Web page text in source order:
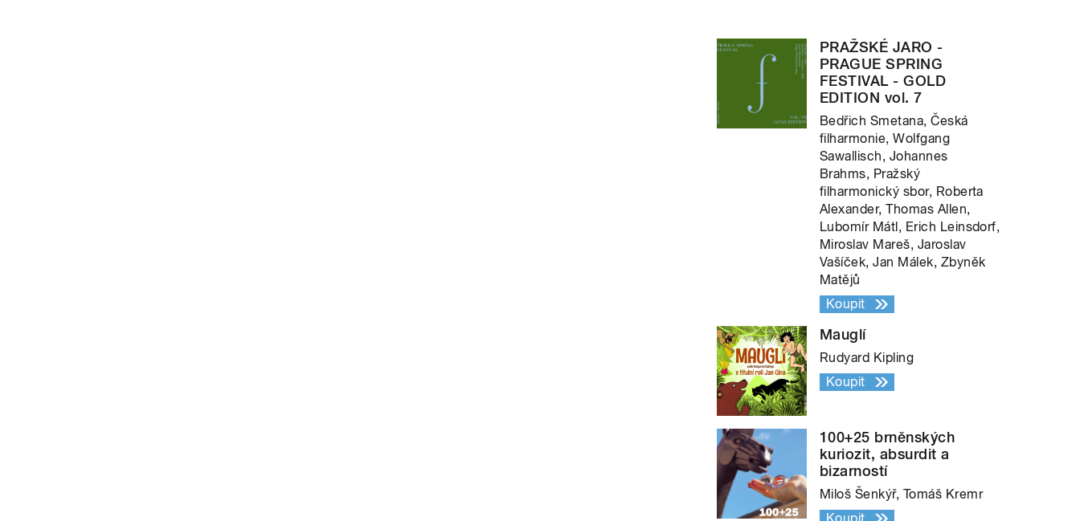
PRAŽSKÉ JARO -
PRAGUE SPRING
FESTIVAL - GOLD
EDITION vol. 7
Bedřich Smetana, Česká
filharmonie, Wolfgang
Sawallisch, Johannes
Brahms, Pražský
filharmonický sbor, Roberta
Alexander, Thomas Allen,
Lubomír Mátl, Erich Leinsdorf,
Miroslav Mareš, Jaroslav
Vašíček, Jan Málek, Zbyněk
Matějů
Koupit
Mauglí
Rudyard Kipling
Koupit
100+25 brněnských
kuriozit, absurdit a
bizarností
Miloš Šenkýř, Tomáš Kremr